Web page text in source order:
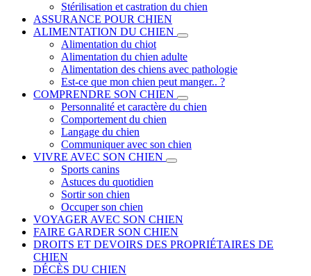
Stérilisation et castration du chien
ASSURANCE POUR CHIEN
ALIMENTATION DU CHIEN
Alimentation du chiot
Alimentation du chien adulte
Alimentation des chiens avec pathologie
Est-ce que mon chien peut manger.. ?
COMPRENDRE SON CHIEN
Personnalité et caractère du chien
Comportement du chien
Langage du chien
Communiquer avec son chien
VIVRE AVEC SON CHIEN
Sports canins
Astuces du quotidien
Sortir son chien
Occuper son chien
VOYAGER AVEC SON CHIEN
FAIRE GARDER SON CHIEN
DROITS ET DEVOIRS DES PROPRIÉTAIRES DE
CHIEN
DÉCÈS DU CHIEN